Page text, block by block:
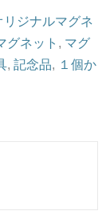
リジナルマグネ
グネット , マグ
, 記念品, １個か